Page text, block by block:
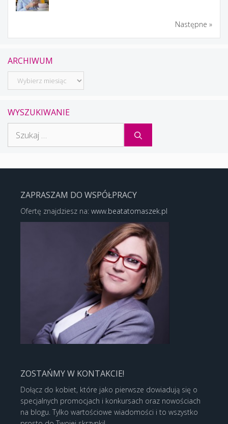
Następne »
ARCHIWUM
Archiwum
WYSZUKIWANIE
ZAPRASZAM DO WSPÓŁPRACY
Ofertę znajdziesz na: www.beatatomaszek.pl
ZOSTAŃMY W KONTAKCIE!
Dołącz do kobiet, które jako pierwsze dowiadują się o
specjalnych promocjach i konkursach oraz nowościach
na blogu. Tylko wartościowe wiadomości i to wszystko